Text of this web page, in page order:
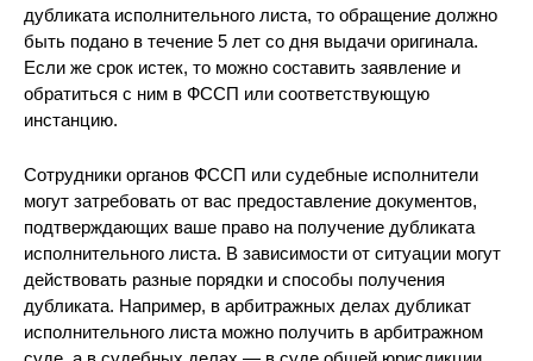
дубликата исполнительного листа, то обращение должно
быть подано в течение 5 лет со дня выдачи оригинала.
Если же срок истек, то можно составить заявление и
обратиться с ним в ФССП или соответствующую
инстанцию.
Сотрудники органов ФССП или судебные исполнители
могут затребовать от вас предоставление документов,
подтверждающих ваше право на получение дубликата
исполнительного листа. В зависимости от ситуации могут
действовать разные порядки и способы получения
дубликата. Например, в арбитражных делах дубликат
исполнительного листа можно получить в арбитражном